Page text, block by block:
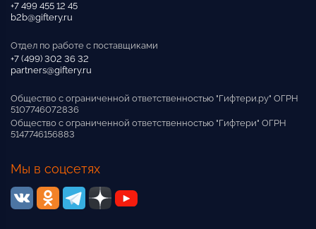
+7 499 455 12 45
b2b@giftery.ru
Отдел по работе с поставщиками
+7 (499) 302 36 32
partners@giftery.ru
Общество с ограниченной ответственностью "Гифтери.ру" ОГРН
5107746072836
Общество с ограниченной ответственностью "Гифтери" ОГРН
5147746156883
Мы в соцсетях